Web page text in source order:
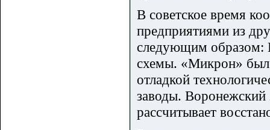
В советское время
предприятиями из
следующим образом:
схемы. «Микрон»
отладкой
заводы.
рассчитывает